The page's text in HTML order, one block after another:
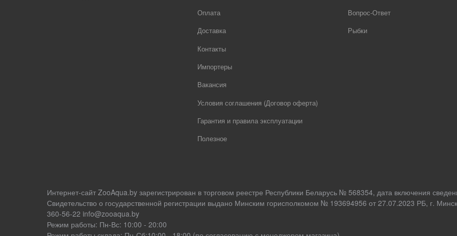
Оплата
Доставка
Контакты
Импортеры
Вакансия
Условия соглашения (Договор оферта)
Гарантия и правила эксплуатации
Полезное
Вопрос-Ответ
Рыбки
Интернет-сайт ZooAqua.by зарегистрирован в торговом реестре Республики Беларусь № 568354, дата включения
Свидетельство о государственной регистрации выдано Минским горисполкомом № 193694956 от 27.07.2023 РБ, г.
360-56-22 info@zooaqua.by
Режим работы: Пн-Вс: 10:00 - 20:00